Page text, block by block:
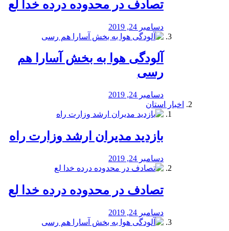
تصادف در محدوده درده خدا لع
دسامبر 24, 2019
آلودگی هوا به بخش آسارا هم
رسی
دسامبر 24, 2019
اخبار استان
بازدید مدیران ارشد وزارت راه
دسامبر 24, 2019
تصادف در محدوده درده خدا لع
دسامبر 24, 2019